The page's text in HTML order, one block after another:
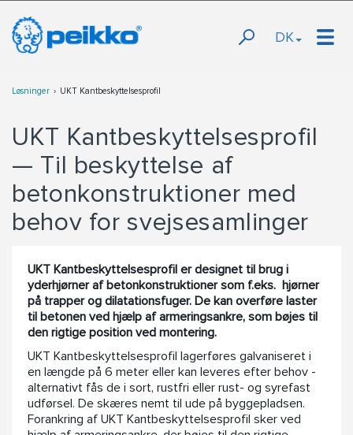
DK
Løsninger UKT Kantbeskyttelsesprofil
UKT Kantbeskyttelsesprofil
— Til beskyttelse af
betonkonstruktioner med
behov for svejsesamlinger
UKT Kantbeskyttelsesprofil er designet til brug i
yderhjørner af betonkonstruktioner som f.eks. hjørner
på trapper og dilatationsfuger. De kan overføre laster
til betonen ved hjælp af armeringsankre, som bøjes til
den rigtige position ved montering.
UKT Kantbeskyttelsesprofil lagerføres galvaniseret i
en længde på 6 meter eller kan leveres efter behov -
alternativt fås de i sort, rustfri eller rust- og syrefast
udførsel. De skæres nemt til ude på byggepladsen.
Forankring af UKT Kantbeskyttelsesprofil sker ved